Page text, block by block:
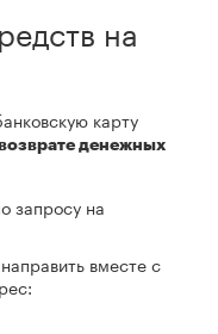
на
карту
денежных
запросу на
вместе с